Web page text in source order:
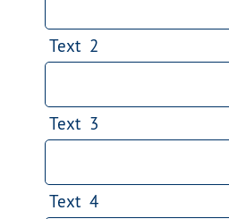
Text 2
Text 3
Text 4